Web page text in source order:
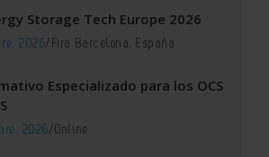
Storage Tech Europe 2026
2026/Fira Barcelona, España
Especializado para los OCS
2026/Online